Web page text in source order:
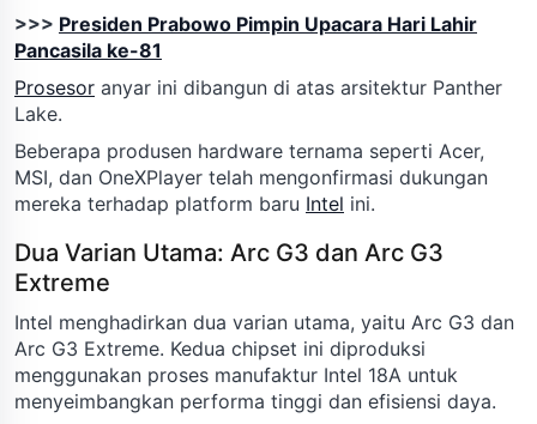
>>> Presiden Prabowo Pimpin Upacara Hari Lahir
Pancasila ke-81
Prosesor anyar ini dibangun di atas arsitektur Panther
Lake.
Beberapa produsen hardware ternama seperti Acer,
MSI, dan OneXPlayer telah mengonfirmasi dukungan
mereka terhadap platform baru Intel ini.
Dua Varian Utama: Arc G3 dan Arc G3
Extreme
Intel menghadirkan dua varian utama, yaitu Arc G3 dan
Arc G3 Extreme. Kedua chipset ini diproduksi
menggunakan proses manufaktur Intel 18A untuk
menyeimbangkan performa tinggi dan efisiensi daya.